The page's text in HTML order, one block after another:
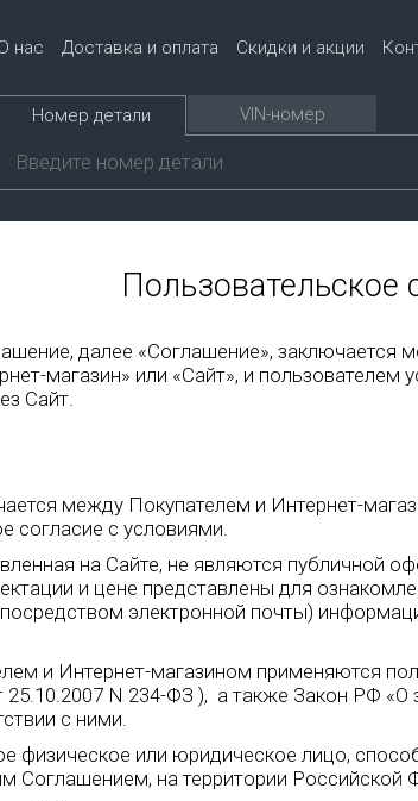
нас Доставка и оплата Скидки и акции
Номер детали VIN-номер
Пользовательское
далее «Соглашение»,
магазин» или «Сайт», и пользователем
Сайт.
между Покупателем и Интернет-
согласие с условиями.
на Сайте, не являются публичной
и цене представлены для
электронной почты)
и Интернет-магазином применяются
N 234-ФЗ ), а также Закон РФ
с ними.
или юридическое лицо,
Соглашением, на территории Российской